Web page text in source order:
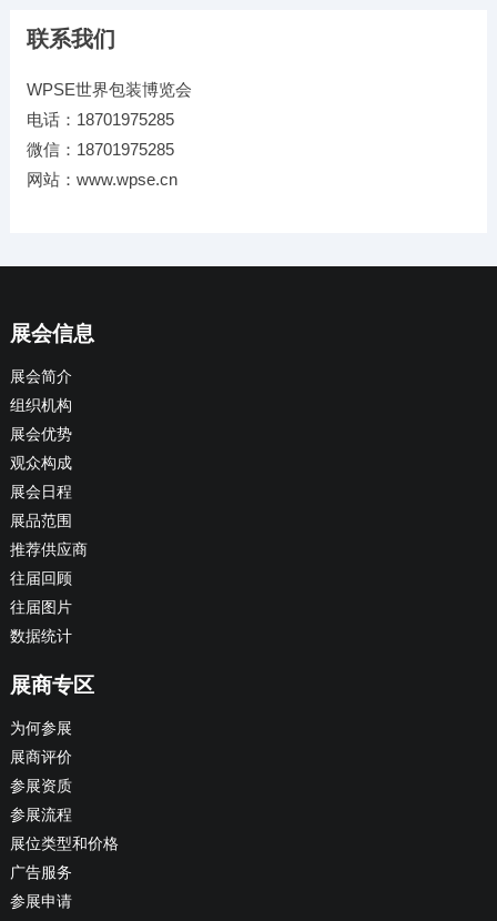
联系我们
WPSE世界包装博览会
电话：18701975285
微信：18701975285
网站：www.wpse.cn
展会信息
展会简介
组织机构
展会优势
观众构成
展会日程
展品范围
推荐供应商
往届回顾
往届图片
数据统计
展商专区
为何参展
展商评价
参展资质
参展流程
展位类型和价格
广告服务
参展申请